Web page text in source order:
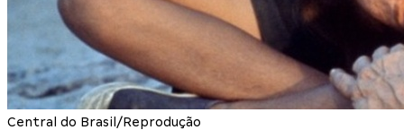
Central do Brasil/Reprodução